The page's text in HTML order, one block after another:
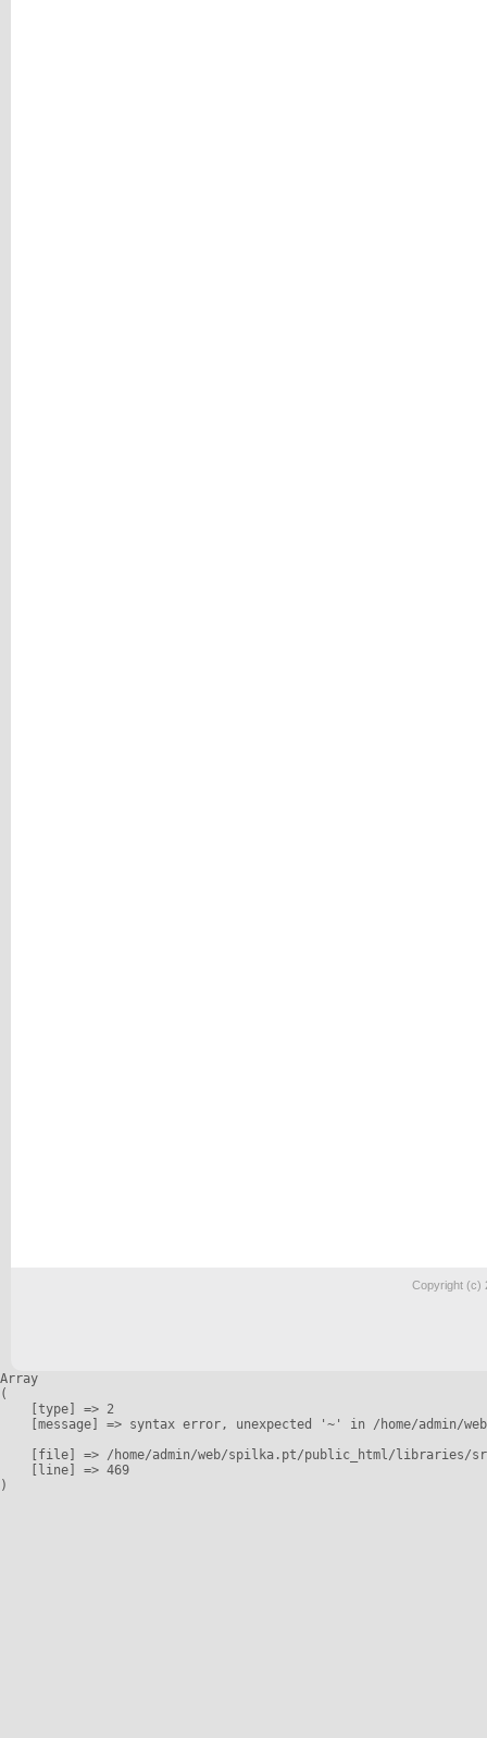
Copyright (c)
Array
(
    [type] => 2
[message] => syntax error, unexpected '~' in /home/admin/
[file] => /home/admin/web/spilka.pt/public_html/libraries/
    [line] => 469